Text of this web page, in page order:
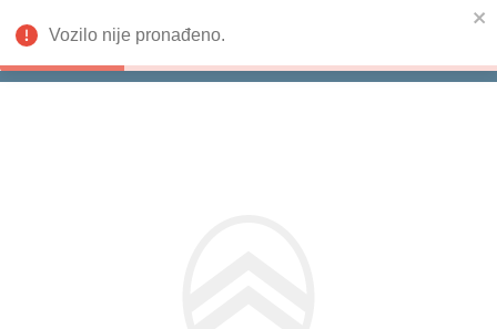
Isporuka odmah
Vozilo nije pronađeno.